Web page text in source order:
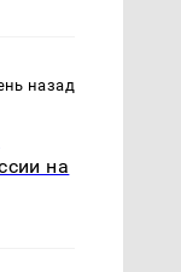
назад
на